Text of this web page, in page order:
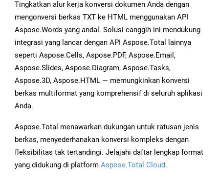
Tingkatkan alur kerja konversi dokumen Anda dengan
mengonversi berkas TXT ke HTML menggunakan API
Aspose.Words yang andal. Solusi canggih ini mendukung
integrasi yang lancar dengan API Aspose.Total lainnya
seperti Aspose.Cells, Aspose.PDF, Aspose.Email,
Aspose.Slides, Aspose.Diagram, Aspose.Tasks,
Aspose.3D, Aspose.HTML — memungkinkan konversi
berkas multiformat yang komprehensif di seluruh aplikasi
Anda.
Aspose.Total menawarkan dukungan untuk ratusan jenis
berkas, menyederhanakan konversi kompleks dengan
fleksibilitas tak tertandingi. Jelajahi daftar lengkap format
yang didukung di platform Aspose.Total Cloud.